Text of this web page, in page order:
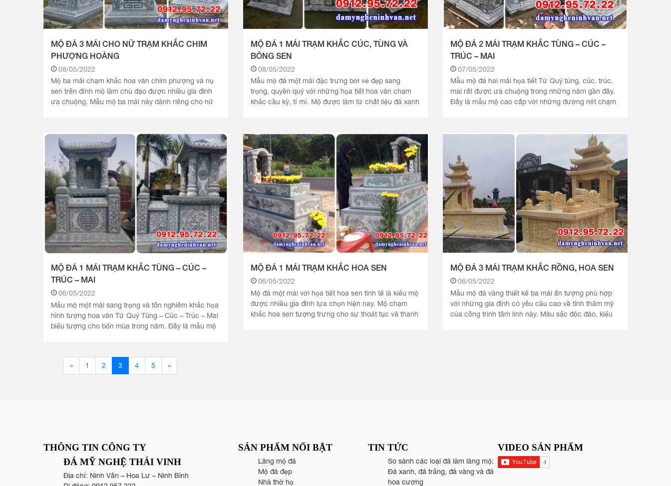
MỘ ĐÁ 3 MÁI CHO NỮ TRẠM KHẮC CHIM
PHƯỢNG HOÀNG
08/05/2022
Mộ ba mái chạm khắc hoa văn chim phượng và nụ
sen trên đỉnh mộ làm chủ đạo được nhiều gia đình
ưa chuộng. Mẫu mộ ba mái này dành riêng cho nữ
MỘ ĐÁ 1 MÁI TRẠM KHẮC CÚC, TÙNG VÀ
BÔNG SEN
08/05/2022
Mẫu mộ đá một mái đặc trưng bởi vẻ đẹp sang
trọng, quyền quý với những họa tiết hoa văn chạm
khắc cầu kỳ, tỉ mỉ. Mộ được làm từ chất liệu đá xanh
MỘ ĐÁ 2 MÁI TRẠM KHẮC TÙNG – CÚC –
TRÚC – MAI
07/05/2022
Mẫu mộ đá hai mái họa tiết Tứ Quý tùng, cúc, trúc,
mai rất được ưa chuộng trong những năm gần đây.
Đây là mẫu mộ cao cấp với những đường nét chạm
MỘ ĐÁ 1 MÁI TRẠM KHẮC TÙNG – CÚC –
TRÚC – MAI
06/05/2022
Mẫu mộ một mái sang trọng và tôn nghiêm khắc họa
hình tượng hoa văn Tứ Quý Tùng – Cúc – Trúc – Mai
biểu tượng cho bốn mùa trong năm. Đây là mẫu mộ
MỘ ĐÁ 1 MÁI TRẠM KHẮC HOA SEN
06/05/2022
Mộ đá một mái với họa tiết hoa sen tinh tế là kiểu mộ
được nhiều gia đình lựa chọn hiện nay. Mộ chạm
khắc hoa sen tượng trưng cho sự thoát tục và thanh
MỘ ĐÁ 3 MÁI TRẠM KHẮC RỒNG, HOA SEN
06/05/2022
Mẫu mộ đá vàng thiết kế ba mái ấn tượng phù hợp
với những gia đình có yêu cầu cao về tính thẩm mỹ
của công trình tâm linh này. Màu sắc độc đáo, kiểu
« 1 2 3 4 5 »
THÔNG TIN CÔNG TY
ĐÁ MỸ NGHỆ THÁI VINH
Địa chỉ: Ninh Vân – Hoa Lư – Ninh Bình
SẢN PHẨM NỔI BẬT
Lăng mộ đá
Mộ đá đẹp
Nhà thờ họ
TIN TỨC
So sánh các loại đá làm lăng mộ:
Đá xanh, đá trắng, đá vàng và đá
hoa cương
VIDEO SẢN PHẨM